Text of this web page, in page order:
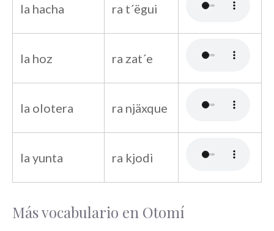
la hacha ra t´ëgui
la hoz ra zat´e
la olotera ra njäxque
la yunta ra kjodi
Más vocabulario en Otomí